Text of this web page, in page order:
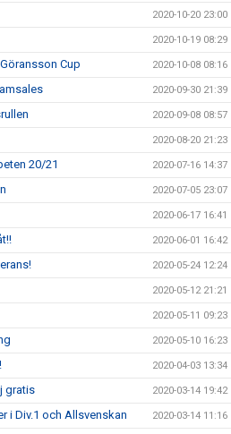
2020-10-20 23:00
2020-10-19 08:29
Cup 2020-10-08 08:16
2020-09-30 21:39
2020-09-08 08:57
2020-08-20 21:23
20/21 2020-07-16 14:37
2020-07-05 23:07
2020-06-17 16:41
2020-06-01 16:42
2020-05-24 12:24
2020-05-12 21:21
2020-05-11 09:23
2020-05-10 16:23
2020-04-03 13:34
gratis 2020-03-14 19:42
i Div.1 och Allsvenskan 2020-03-14 11:16